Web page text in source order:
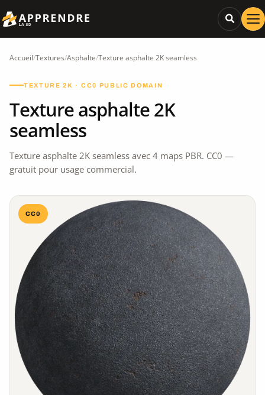
Accueil/Textures/Asphalte/Texture asphalte 2K seamless
TEXTURE 2K · CC0 PUBLIC DOMAIN
Texture asphalte 2K
seamless
Texture asphalte 2K seamless avec 4 maps PBR. CC0 —
gratuit pour usage commercial.
CC0